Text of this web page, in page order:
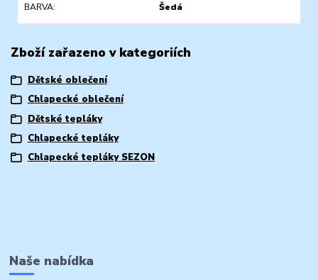
BARVA Šedá
Zboží zařazeno v kategoriích
Dětské oblečení
Chlapecké oblečení
Dětské tepláky
Chlapecké tepláky
Chlapecké tepláky SEZON
Naše nabídka